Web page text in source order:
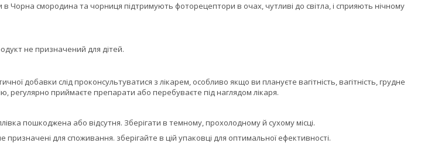
в Чорна смородина та чорниця підтримують фоторецептори в очах, чутливі до світла, і сприяють нічному
не призначений для дітей.
добавки слід проконсультуватися з лікарем, особливо якщо ви плануєте вагітність, вагітність, грудне
регулярно приймаєте препарати або перебуваєте під наглядом лікаря.
пошкоджена або відсутня. Зберігати в темному, прохолодному й сухому місці.
для споживання. зберігайте в цій упаковці для оптимальної ефективності.